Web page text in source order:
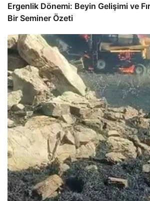
Ergenlik Dönemi: Beyin Gelişimi ve
Bir Seminer Özeti